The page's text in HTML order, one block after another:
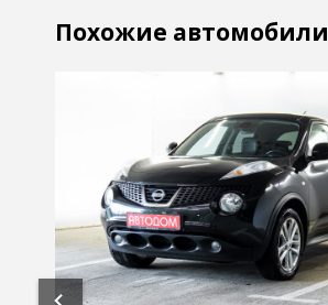
Похожие автомобили